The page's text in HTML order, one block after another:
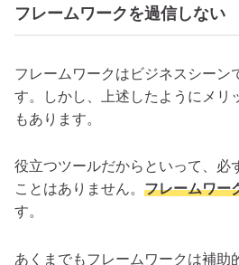
フレームワークを過信しない
フレームワークはビジネスシーン
す。しかし、上述したようにメリ
もあります。
役立つツールだからといって、必
ことはありません。 フレームワー
す。
あくまでもフレームワークは補助